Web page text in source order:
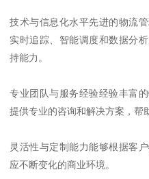
技术与信息化水平先进的物流
实时追踪、智能调度和数据分
持能力。
专业团队与服务经验经验丰富
提供专业的咨询和解决方案，帮
灵活性与定制能力能够根据客
应不断变化的商业环境。